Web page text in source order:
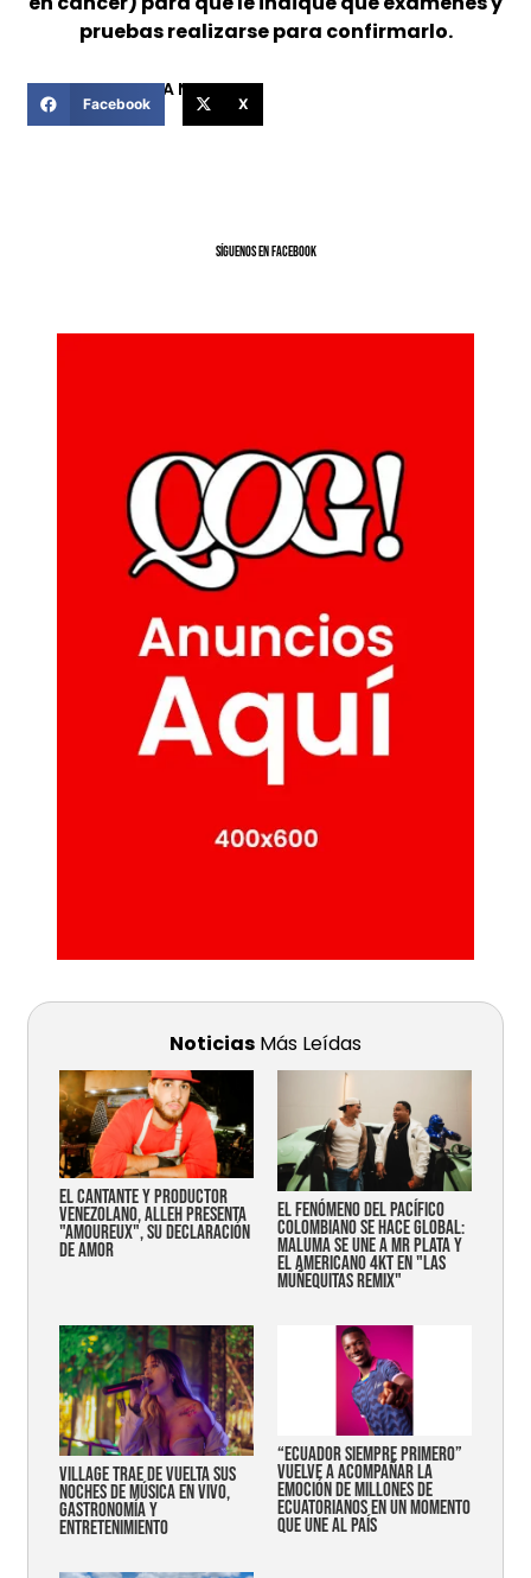
pruebas realizarse para confirmarlo.
COMPARTIR ESTA NOTICIA
Facebook X
SíGUENOS EN FACEBOOK
Noticias Más Leídas
EL CANTANTE Y PRODUCTOR
VENEZOLANO, ALLEH PRESENTA
"AMOUREUX", SU DECLARACIÓN
DE AMOR
EL FENÓMENO DEL PACÍFICO
COLOMBIANO SE HACE GLOBAL:
MALUMA SE UNE A MR PLATA Y
EL AMERICANO 4KT EN "LAS
MUÑEQUITAS REMIX"
Village trae de vuelta sus
noches de música en vivo,
gastronomía y
entretenimiento
“Ecuador siempre primero”
vuelve a acompañar la
emoción de millones de
ecuatorianos en un momento
que une al país